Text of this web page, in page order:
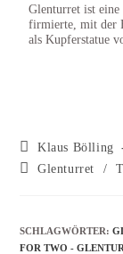
Glenturret ist
firmierte, mit der
als Kupferstatue
Klaus Bölling
Glenturret
/
SCHLAGWÖRTER:
FOR TWO -